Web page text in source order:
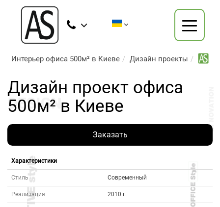
Дизайн проекты
Интерьер офиса 500м² в Киеве
Дизайн проект офиса
500м² в Киеве
Заказать
Характеристики
Стиль Современный
Реализация 2010 г.